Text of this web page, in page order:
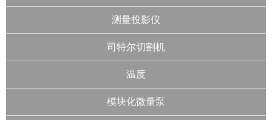
测量投影仪
司特尔切割机
温度
模块化微量泵